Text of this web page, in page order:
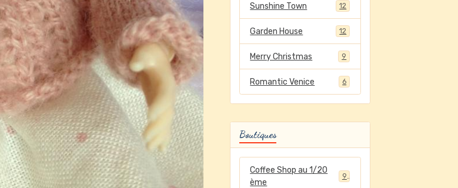
Sunshine Town 12
Garden House 12
Merry Christmas 9
Romantic Venice 6
Boutiques
Coffee Shop au 1/20
ème